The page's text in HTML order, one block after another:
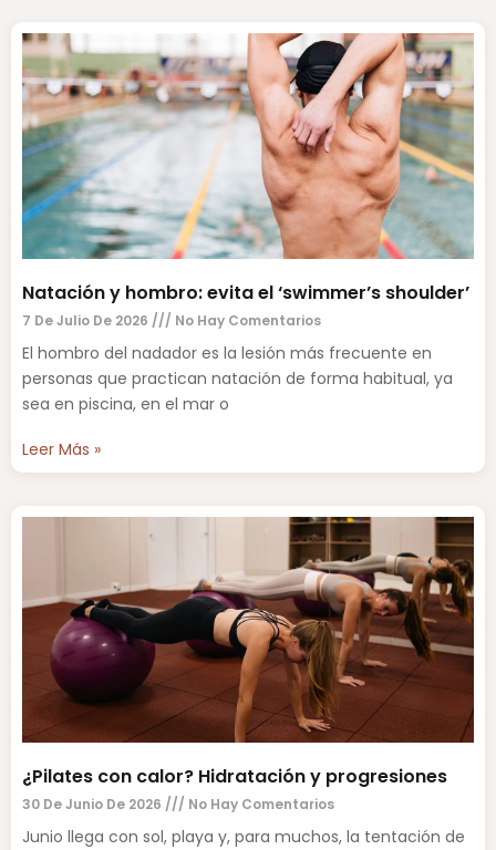
Natación y hombro: evita el ‘swimmer’s shoulder’
7 De Julio De 2026 No Hay Comentarios
El hombro del nadador es la lesión más frecuente en
personas que practican natación de forma habitual, ya
sea en piscina, en el mar o
Leer Más »
¿Pilates con calor? Hidratación y progresiones
30 De Junio De 2026 No Hay Comentarios
Junio llega con sol, playa y, para muchos, la tentación de